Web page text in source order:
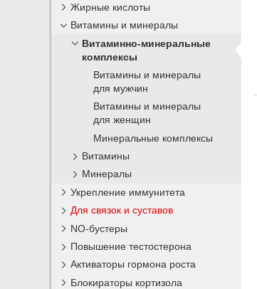
Жирные кислоты
Витамины и минералы
Витаминно-минеральные
комплексы
Витамины и минералы
для мужчин
Витамины и минералы
для женщин
Минеральные комплексы
Витамины
Минералы
Укрепление иммунитета
Для связок и суставов
NO-бустеры
Повышение тестостерона
Активаторы гормона роста
Блокираторы кортизола